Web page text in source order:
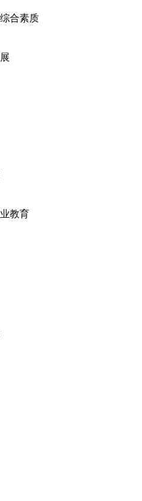
合素质
教育